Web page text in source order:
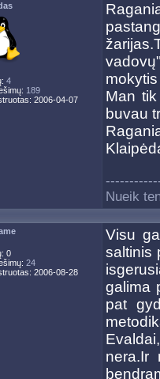
4
189
2006-04-07
Man
buvau
Nueik
0
24
2006-08-28
Visu
saltinis
galima
pat
nera.Ir